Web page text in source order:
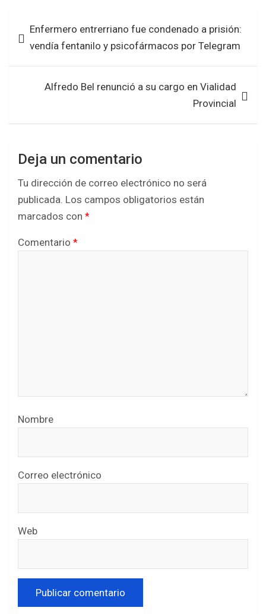
e
t
e
r
t
A
p
a
r
de Enfermero entrerriano fue condenado a prisión:
vendía fentanilo y psicofármacos por Telegram
Alfredo Bel renunció a su cargo en Vialidad
Provincial
Deja un comentario
Tu dirección de correo electrónico no será
publicada. Los campos obligatorios están
marcados con *
Comentario *
Nombre
Correo electrónico
Web